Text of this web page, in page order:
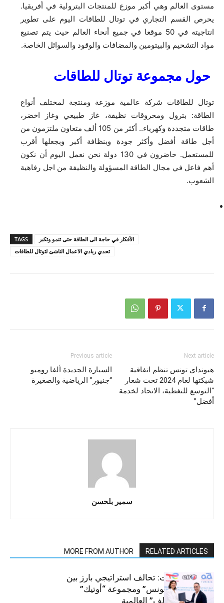
مستوى العالم وهي أكبر موزع للمنتجات البترولية في أفريقيا.
يحرص القسم التجاري في توتال للطاقات اليوم على تطوير
انتاجيته في 50 موقعا في جميع أنحاء العالم حيث يتم تصنيع
مواد التشحيم والبيتومين والمضافات والوقود والسوائل الخاصة.
حول مجموعة توتال للطاقات
توتال للطاقات شركة عالمية موزعة ومنتجة لمختلف أنواع
الطاقة: بترول ومحروقات نظيفة، غاز طبيعي وغاز اخضر،
طاقات متجددة وكهرباء.. أكثر من 105 ألف متعاون ملتزمون من
أجل طاقة أفضل وأكثر جودة وبنظافة أكبر وبجعلها أقرب
للمستعمل. حاضرون في 130 دولة نحن نعمل اليوم أن نكون
أهم فاعل في مجال الطاقة المسؤولة والنظيفة من اجل رفاهية
الشعوب.
TAGS
الأفكار في حاجة الى الطاقة حتى تنمو وتكبر
تحدي ريادي الاعمال الناشئ لتوتال للطاقات
Previous article
السيارة الجديدة ألفا روميو
“جنيور” الرياضية والصغيرة
Next article
هيونداي تونس تنظم اتفاقية
شبكتها لعام 2024 تحت شعار
“التوسع للتغطية، الاتحاد لخدمة
أفضل”
سمير بلحسن
RELATED ARTICLES
MORE FROM AUTHOR
قطاع السيارات: تحالف استراتيجي بارز بين
“توتال إنرجيز تونس” ومجموعة “أوتيك”
لتوزيع زيوت “إلف” العالمية